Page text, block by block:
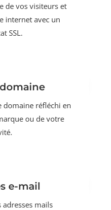
de vos visiteurs et
internet avec un
SSL.
réfléchi en
ou de votre
e-mail
adresses mails